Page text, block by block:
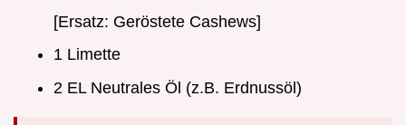
[Ersatz: Geröstete Cashews]
1 Limette
2 EL Neutrales Öl (z.B. Erdnussöl)